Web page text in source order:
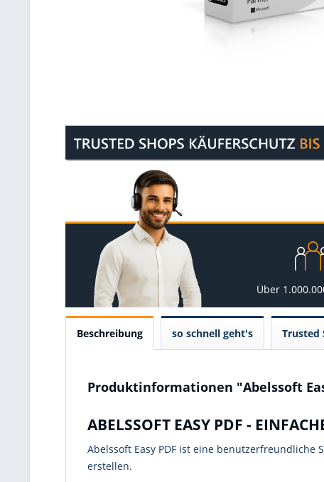
Über
Beschreibung so schnell geht's Trusted
Produktinformationen "Abelssoft
ABELSSOFT EASY PDF -
Abelssoft Easy PDF ist eine
erstellen.